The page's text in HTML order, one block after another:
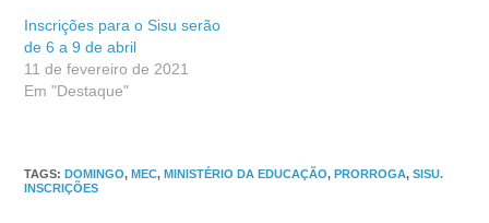
Inscrições para o Sisu serão
de 6 a 9 de abril
11 de fevereiro de 2021
Em "Destaque"
TAGS:DOMINGO, MEC, MINISTÉRIO DA EDUCAÇÃO, PRORROGA, SISU.
INSCRIÇÕES